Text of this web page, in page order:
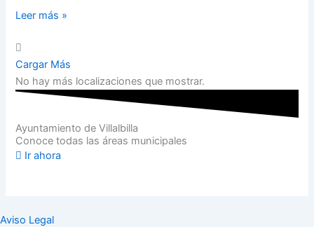
Leer más »
Cargar Más
No hay más localizaciones que mostrar.
Ayuntamiento de Villalbilla
Conoce todas las áreas municipales
Ir ahora
Aviso Legal